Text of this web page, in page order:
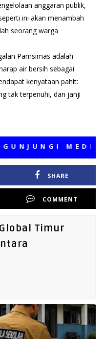
anggaran publik,
ini akan menambah
seorang warga
Pamsimas adalah
air bersih sebagai
kenyataan pahit:
tak terpenuhi, dan janji
MEDIA
SHARE
COMMENT
Timur